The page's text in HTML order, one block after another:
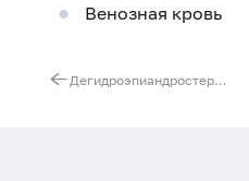
Венозная кровь
Дегидроэпиандростеронсульфат (ДЭА-SO4)